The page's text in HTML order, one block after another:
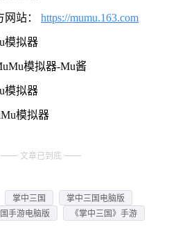
网站： https://mumu.163.com
模拟器
模拟器-Mu酱
模拟器
模拟器
文章已到底
掌中三国
掌中三国电脑版
手游电脑版 《掌中三国》手游